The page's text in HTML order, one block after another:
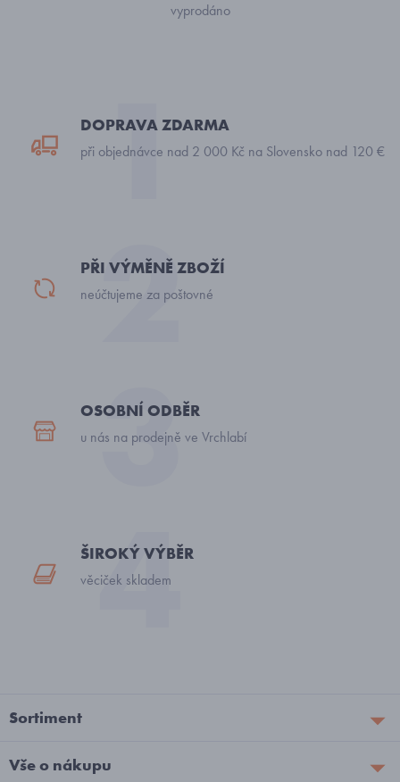
vyprodáno
DOPRAVA ZDARMA
při objednávce nad 2 000 Kč na Slovensko nad 120 €
PŘI VÝMĚNĚ ZBOŽÍ
neúčtujeme za poštovné
OSOBNÍ ODBĚR
u nás na prodejně ve Vrchlabí
ŠIROKÝ VÝBĚR
věciček skladem
Sortiment
Vše o nákupu